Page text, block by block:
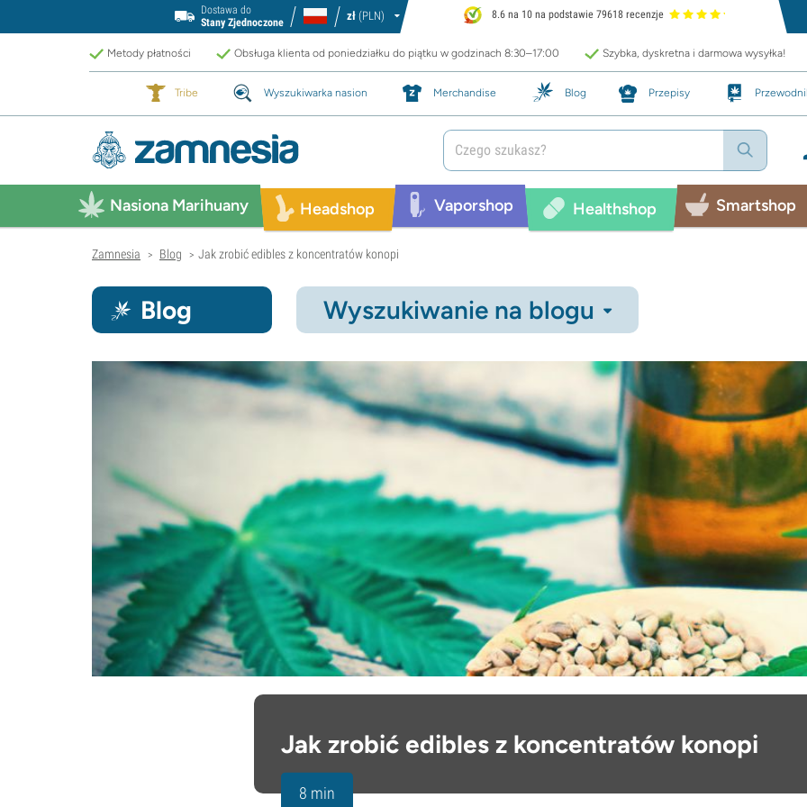
Dostawa do
Stany Zjednoczone
zł (PLN) 8.6 na 10 na podstawie 79618 recenzje
Metody płatności Obsługa klienta od poniedziałku do piątku w godzinach 8:30–17:00 Szybka, dyskretna i darmowa wysyłka!
Tribe Wyszukiwarka nasion Merchandise Blog Przepisy
Nasiona Marihuany Headshop Vaporshop Healthshop Smartshop
Zamnesia > Blog > Jak zrobić edibles z koncentratów konopi
Blog Wyszukiwanie na blogu
Jak zrobić edibles z koncentratów konopi
8 min